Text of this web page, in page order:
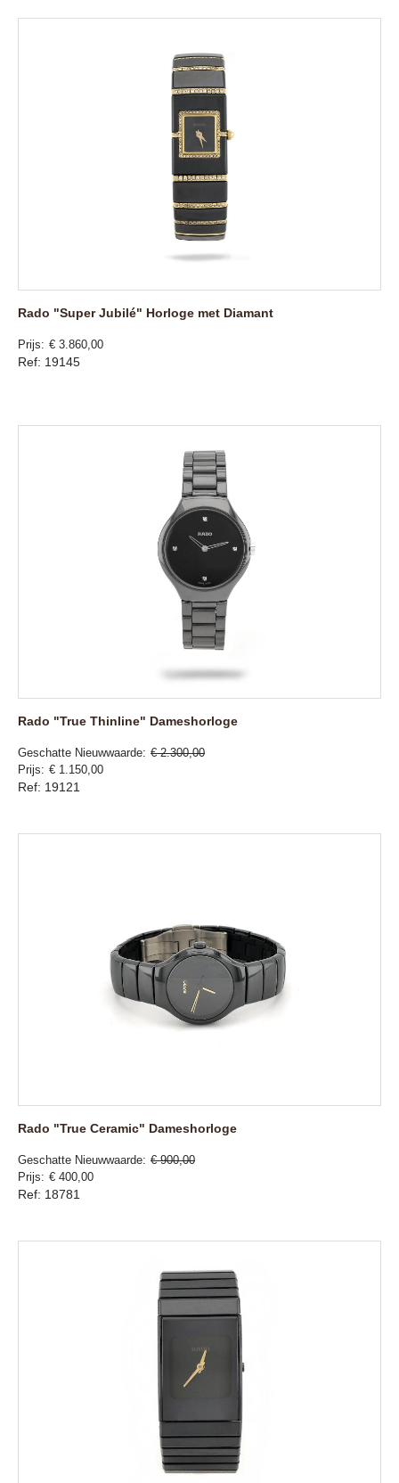
Rado "Super Jubilé" Horloge met Diamant
Prijs € 3.860,00
Ref: 19145
Rado "True Thinline" Dameshorloge
Geschatte Nieuwwaarde € 2.300,00
Prijs
€ 1.150,00
Ref: 19121
Rado "True Ceramic" Dameshorloge
Geschatte Nieuwwaarde € 900,00
Prijs
€ 400,00
Ref: 18781